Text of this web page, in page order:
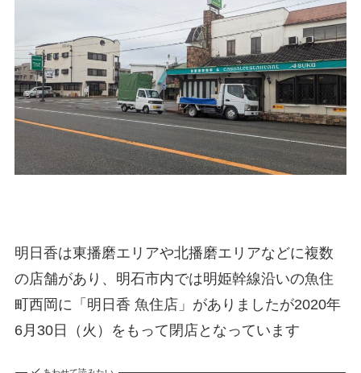
明日香は東播磨エリアや北播磨エリアなどに複数
の店舗があり、明石市内では明姫幹線沿いの魚住
町西岡に「明日香 魚住店」がありましたが2020年
6月30日（火）をもって閉店となっています